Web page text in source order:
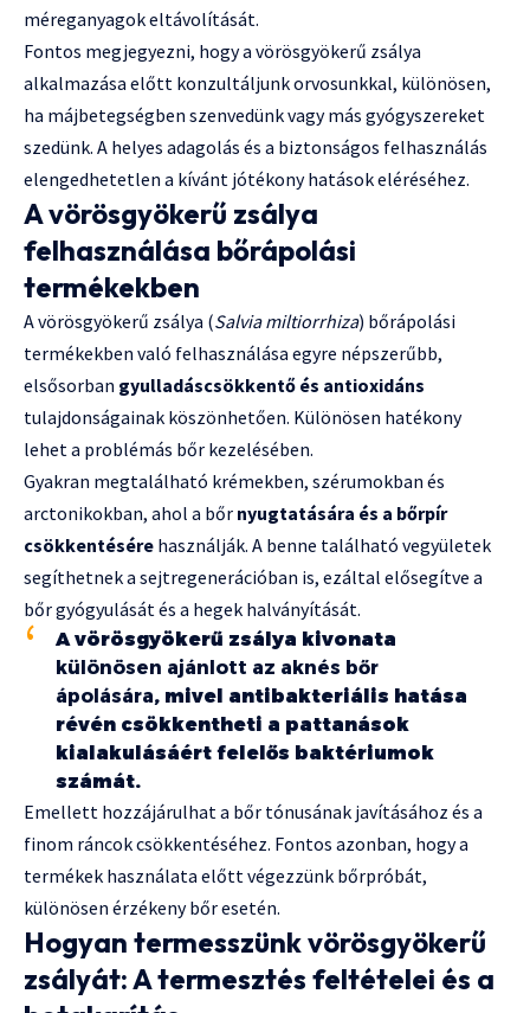
méreganyagok eltávolítását.
Fontos megjegyezni, hogy a vörösgyökerű zsálya
alkalmazása előtt konzultáljunk orvosunkkal, különösen,
ha májbetegségben szenvedünk vagy más gyógyszereket
szedünk. A helyes adagolás és a biztonságos felhasználás
elengedhetetlen a kívánt jótékony hatások eléréséhez.
A vörösgyökerű zsálya
felhasználása bőrápolási
termékekben
A vörösgyökerű zsálya (Salvia miltiorrhiza) bőrápolási
termékekben való felhasználása egyre népszerűbb,
elsősorban gyulladáscsökkentő és antioxidáns
tulajdonságainak köszönhetően. Különösen hatékony
lehet a problémás bőr kezelésében.
Gyakran megtalálható krémekben, szérumokban és
arctonikokban, ahol a bőr nyugtatására és a bőrpír
csökkentésére használják. A benne található vegyületek
segíthetnek a sejtregenerációban is, ezáltal elősegítve a
bőr gyógyulását és a hegek halványítását.
A vörösgyökerű zsálya kivonata
különösen ajánlott az aknés bőr
ápolására, mivel antibakteriális hatása
révén csökkentheti a pattanások
kialakulásáért felelős baktériumok
számát.
Emellett hozzájárulhat a bőr tónusának javításához és a
finom ráncok csökkentéséhez. Fontos azonban, hogy a
termékek használata előtt végezzünk bőrpróbát,
különösen érzékeny bőr esetén.
Hogyan termesszünk vörösgyökerű
zsályát: A termesztés feltételei és a